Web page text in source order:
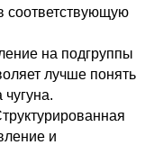
соответствующую
на подгруппы
лучше понять
чугуна.
и